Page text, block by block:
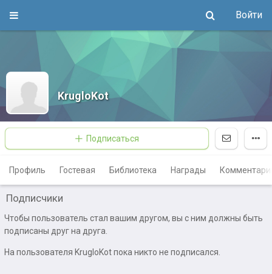
Войти
KrugloKot
Подписаться
Профиль Гостевая Библиотека Награды
Подписчики
Чтобы пользователь стал вашим другом, вы с ним должны быть
подписаны друг на друга.
На пользователя KrugloKot пока никто не подписался.